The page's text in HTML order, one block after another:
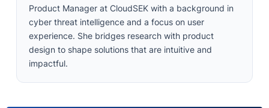
Product Manager at CloudSEK with a background in
cyber threat intelligence and a focus on user
experience. She bridges research with product
design to shape solutions that are intuitive and
impactful.